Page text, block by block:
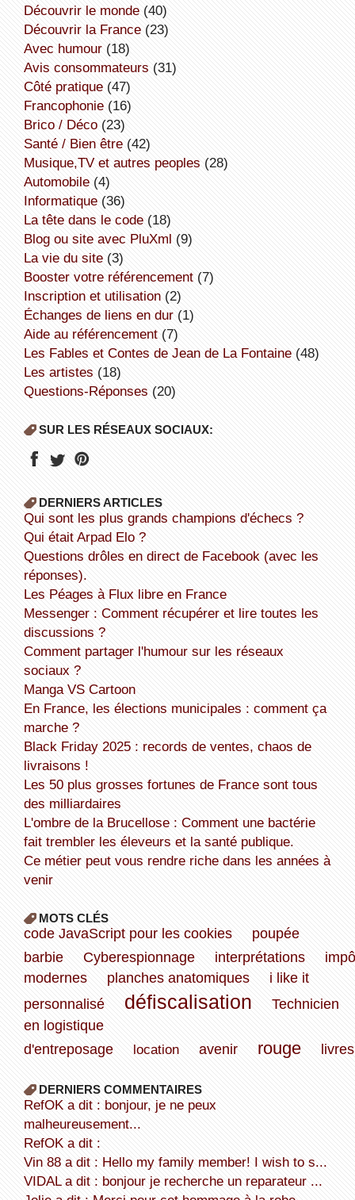
découvrir le monde(40)
découvrir la France(23)
avec humour(18)
avis consommateurs (31)
côté pratique(47)
Francophonie(16)
Brico / Déco(23)
Santé / Bien être(42)
Musique,TV et autres peoples (28)
Automobile(4)
informatique(36)
la tête dans le code(18)
Blog ou site avec PluXml (9)
la vie du site(3)
booster votre référencement(7)
inscription et utilisation(2)
échanges de liens en dur(1)
aide au référencement(7)
Les Fables et Contes de Jean de La Fontaine(48)
Les artistes (18)
Questions-Réponses (20)
SUR LES RÉSEAUX SOCIAUX:
DERNIERS ARTICLES
Qui sont les plus grands champions d'échecs ?
Qui était Arpad Elo ?
Questions drôles en direct de Facebook (avec les
réponses).
Les Péages à Flux libre en France
Messenger : Comment récupérer et lire toutes les
discussions ?
Comment partager l'humour sur les réseaux
sociaux ?
Manga VS Cartoon
En France, les élections municipales : comment ça
marche ?
Black Friday 2025 : records de ventes, chaos de
livraisons !
Les 50 plus grosses fortunes de France sont tous
des milliardaires
L'ombre de la Brucellose : Comment une bactérie
fait trembler les éleveurs et la santé publique.
Ce métier peut vous rendre riche dans les années à
venir
MOTS CLÉS
code JavaScript pour les cookies
poupée
barbie
Cyberespionnage interprétations
modernes
planches anatomiques
i like it
personnalisé
défiscalisation
Technicien
en logistique
d'entreposage
location avenir rouge livres
DERNIERS COMMENTAIRES
refOK a dit : bonjour, je ne peux
malheureusement...
refOK a dit :
Vin 88 a dit : Hello my family member! I wish to s...
VIDAL a dit : bonjour je recherche un reparateur ...